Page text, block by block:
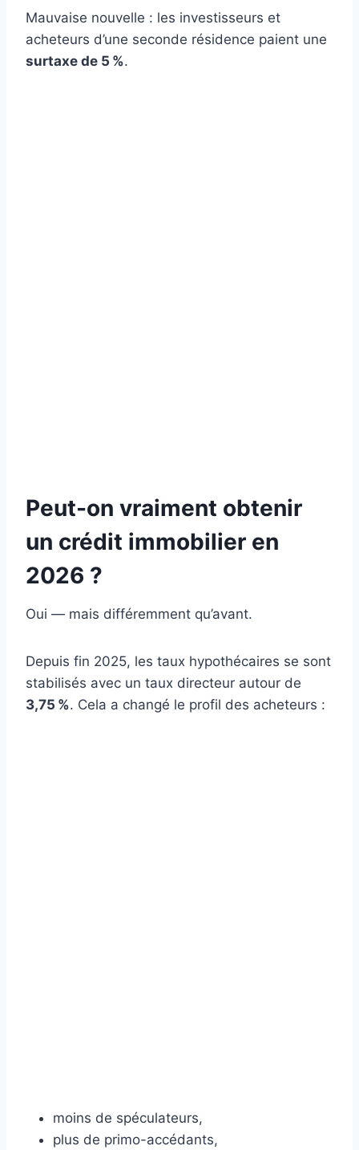
Mauvaise nouvelle : les investisseurs et
acheteurs d’une seconde résidence paient une
surtaxe de 5 %.
Peut-on vraiment obtenir
un crédit immobilier en
2026 ?
Oui — mais différemment qu’avant.
Depuis fin 2025, les taux hypothécaires se sont
stabilisés avec un taux directeur autour de
3,75 %. Cela a changé le profil des acheteurs :
moins de spéculateurs,
plus de primo-accédants,